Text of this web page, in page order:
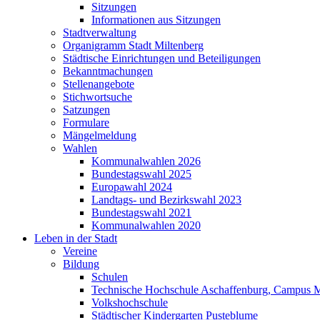
Sitzungen
Informationen aus Sitzungen
Stadtverwaltung
Organigramm Stadt Miltenberg
Städtische Einrichtungen und Beteiligungen
Bekanntmachungen
Stellenangebote
Stichwortsuche
Satzungen
Formulare
Mängelmeldung
Wahlen
Kommunalwahlen 2026
Bundestagswahl 2025
Europawahl 2024
Landtags- und Bezirkswahl 2023
Bundestagswahl 2021
Kommunalwahlen 2020
Leben in der Stadt
Vereine
Bildung
Schulen
Technische Hochschule Aschaffenburg, Campus
Volkshochschule
Städtischer Kindergarten Pusteblume